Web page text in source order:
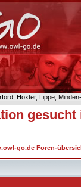
Höxter, Lippe,
go.de Foren-